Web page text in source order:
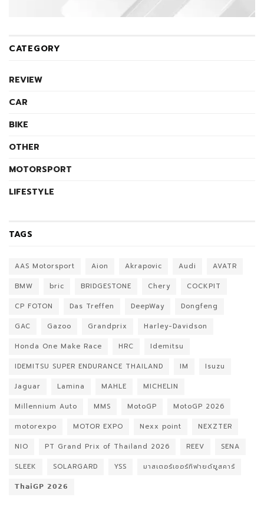
CATEGORY
REVIEW
CAR
BIKE
OTHER
MOTORSPORT
LIFESTYLE
TAGS
AAS Motorsport Aion Akrapovic Audi
AVATR
BMW
bric BRIDGESTONE Chery
COCKPIT
CP FOTON
Das Treffen DeepWay
Dongfeng
GAC
Gazoo Grandprix
Harley-Davidson
Honda One Make Race
HRC
Idemitsu
IDEMITSU SUPER ENDURANCE THAILAND
IM
Isuzu
Jaguar
Lamina MAHLE
MICHELIN
Millennium Auto
MMS MotoGP
MotoGP 2026
motorexpo
MOTOR EXPO Nexx point
NEXZTER
NIO
PT Grand Prix of Thailand 2026 REEV
SENA
SLEEK
SOLARGARD YSS
มาสเตอร์เซอร์ทิฟายด์ยูสคาร์
𝗧𝗵𝗮𝗶𝗚𝗣 𝟮𝟬𝟮𝟲